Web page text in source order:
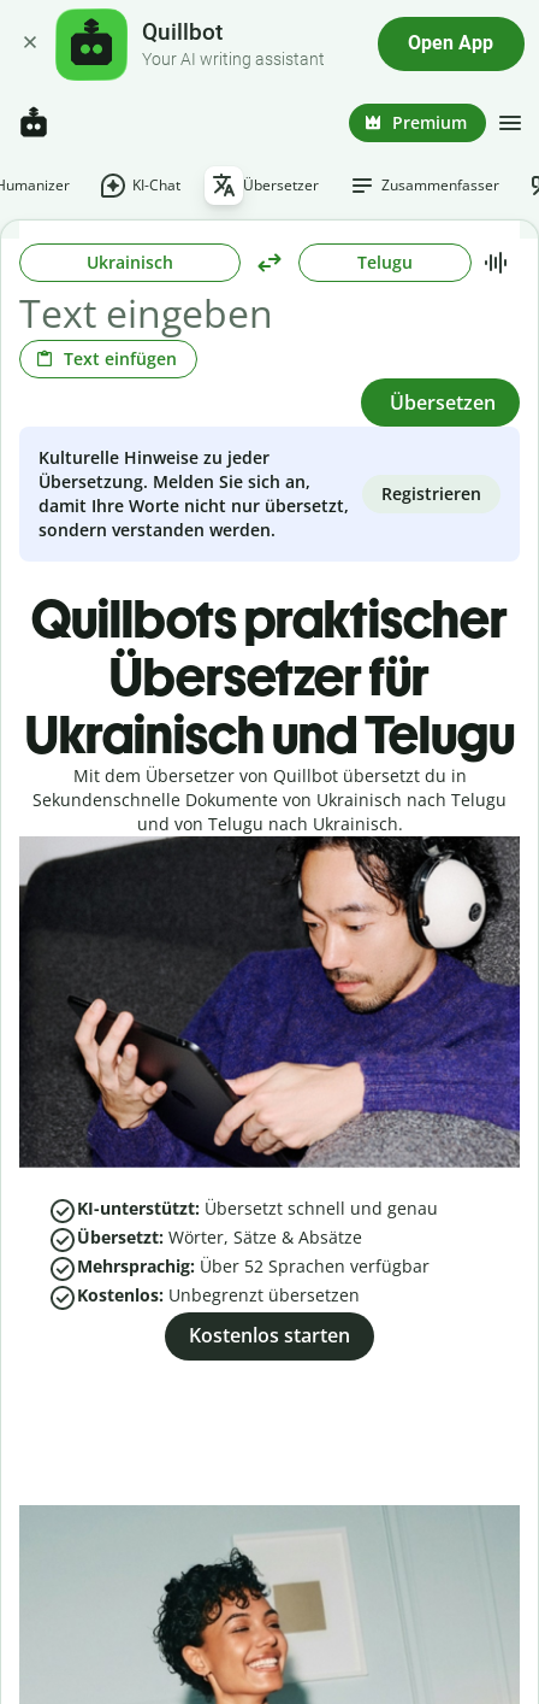
Quillbot
Your AI writing assistant
Open App
Premium
KI-Chat Übersetzer Zusammenfasser
Ukrainisch Telugu
Text einfügen
Übersetzen
Kulturelle Hinweise zu jeder
Übersetzung. Melden Sie sich an,
damit Ihre Worte nicht nur übersetzt,
sondern verstanden werden.
Registrieren
Quillbots praktischer
Übersetzer für
Ukrainisch und Telugu
Mit dem Übersetzer von Quillbot übersetzt du in
Sekundenschnelle Dokumente von Ukrainisch nach Telugu
und von Telugu nach Ukrainisch.
KI-unterstützt: Übersetzt schnell und genau
Übersetzt: Wörter, Sätze & Absätze
Mehrsprachig: Über 52 Sprachen verfügbar
Kostenlos: Unbegrenzt übersetzen
Kostenlos starten